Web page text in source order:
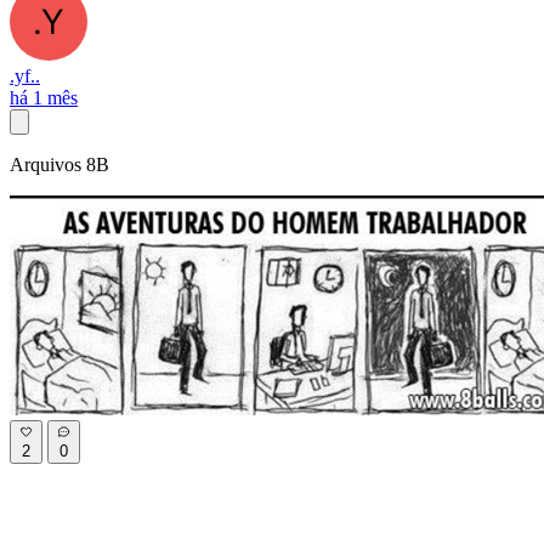
.yf..
há 1 mês
Arquivos 8B
2 0